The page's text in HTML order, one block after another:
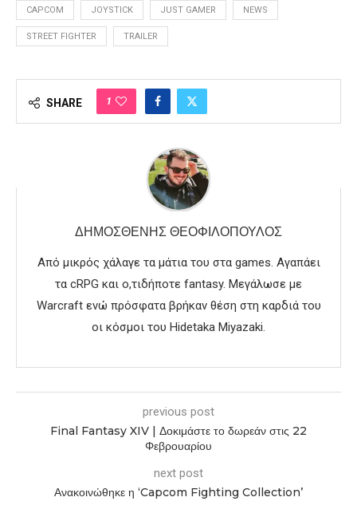
CAPCOM JOYSTICK JUST GAMER NEWS
STREET FIGHTER TRAILER
SHARE 1
ΔΗΜΟΣΘΈΝΗΣ ΘΕΟΦΙΛΌΠΟΥΛΟΣ
Από μικρός χάλαγε τα μάτια του στα games. Αγαπάει
τα cRPG και ο,τιδήποτε fantasy. Μεγάλωσε με
Warcraft ενώ πρόσφατα βρήκαν θέση στη καρδιά του
οι κόσμοι του Hidetaka Miyazaki.
previous post
Final Fantasy XIV | Δοκιμάστε το δωρεάν στις 22
Φεβρουαρίου
next post
Ανακοινώθηκε η ‘Capcom Fighting Collection’